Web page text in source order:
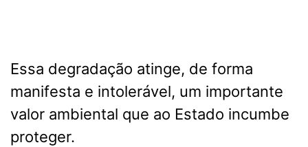
Essa degradação atinge, de forma
manifesta e intolerável, um importante
valor ambiental que ao Estado incumbe
proteger.